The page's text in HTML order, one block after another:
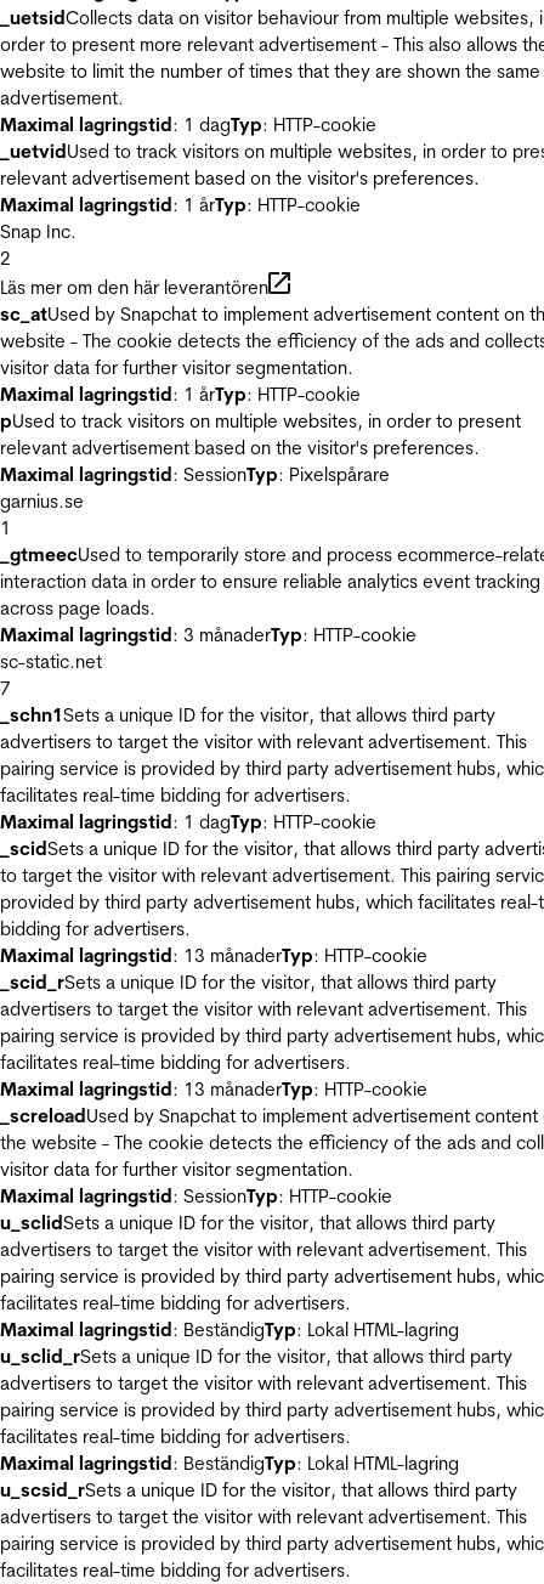
_uetsidCollects data on visitor behaviour from multiple websites,
order to present more relevant advertisement - This also allows
website to limit the number of times that they are shown the same
advertisement.
Maximal lagringstid: 1 dagTyp: HTTP-cookie
_uetvidUsed to track visitors on multiple websites, in order to
relevant advertisement based on the visitor's preferences.
Maximal lagringstid: 1 årTyp: HTTP-cookie
Snap Inc.
2
Läs mer om den här leverantören
sc_atUsed by Snapchat to implement advertisement content on
website - The cookie detects the efficiency of the ads and
visitor data for further visitor segmentation.
Maximal lagringstid: 1 årTyp: HTTP-cookie
pUsed to track visitors on multiple websites, in order to present
relevant advertisement based on the visitor's preferences.
Maximal lagringstid: SessionTyp: Pixelspårare
garnius.se
1
_gtmeecUsed to temporarily store and process ecommerce-
interaction data in order to ensure reliable analytics event tracking
across page loads.
Maximal lagringstid: 3 månaderTyp: HTTP-cookie
sc-static.net
7
_schn1Sets a unique ID for the visitor, that allows third party
advertisers to target the visitor with relevant advertisement. This
pairing service is provided by third party advertisement hubs,
facilitates real-time bidding for advertisers.
Maximal lagringstid: 1 dagTyp: HTTP-cookie
_scidSets a unique ID for the visitor, that allows third party
to target the visitor with relevant advertisement. This pairing
provided by third party advertisement hubs, which facilitates real-
bidding for advertisers.
Maximal lagringstid: 13 månaderTyp: HTTP-cookie
_scid_rSets a unique ID for the visitor, that allows third party
advertisers to target the visitor with relevant advertisement. This
pairing service is provided by third party advertisement hubs,
facilitates real-time bidding for advertisers.
Maximal lagringstid: 13 månaderTyp: HTTP-cookie
_screloadUsed by Snapchat to implement advertisement content
the website - The cookie detects the efficiency of the ads and
visitor data for further visitor segmentation.
Maximal lagringstid: SessionTyp: HTTP-cookie
u_sclidSets a unique ID for the visitor, that allows third party
advertisers to target the visitor with relevant advertisement. This
pairing service is provided by third party advertisement hubs,
facilitates real-time bidding for advertisers.
Maximal lagringstid: BeständigTyp: Lokal HTML-lagring
u_sclid_rSets a unique ID for the visitor, that allows third party
advertisers to target the visitor with relevant advertisement. This
pairing service is provided by third party advertisement hubs,
facilitates real-time bidding for advertisers.
Maximal lagringstid: BeständigTyp: Lokal HTML-lagring
u_scsid_rSets a unique ID for the visitor, that allows third party
advertisers to target the visitor with relevant advertisement. This
pairing service is provided by third party advertisement hubs,
facilitates real-time bidding for advertisers.